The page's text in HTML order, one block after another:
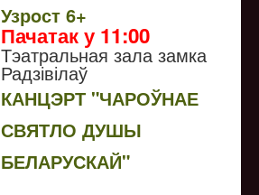
Узрoст 6+
Пачатак у 11:00
Тэатральная зала замка
Радзівілаў
КАНЦЭРТ "ЧАРОЎНАЕ
СВЯТЛО ДУШЫ
БЕЛАРУСКАЙ"